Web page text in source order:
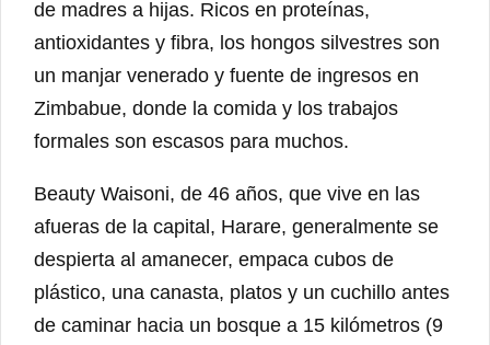
de madres a hijas. Ricos en proteínas,
antioxidantes y fibra, los hongos silvestres son
un manjar venerado y fuente de ingresos en
Zimbabue, donde la comida y los trabajos
formales son escasos para muchos.
Beauty Waisoni, de 46 años, que vive en las
afueras de la capital, Harare, generalmente se
despierta al amanecer, empaca cubos de
plástico, una canasta, platos y un cuchillo antes
de caminar hacia un bosque a 15 kilómetros (9